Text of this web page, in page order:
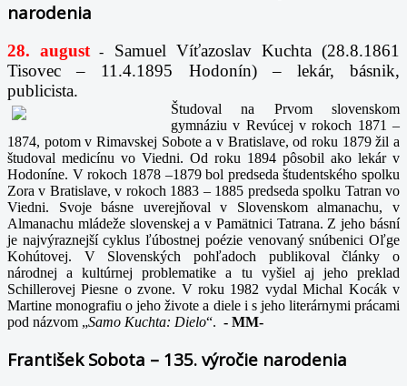
narodenia
28. august -
Samuel Víťazoslav Kuchta (28.8.1861
Tisovec – 11.4.1895 Hodonín) – lekár, básnik,
publicista.
Študoval na Prvom slovenskom
gymnáziu v Revúcej v rokoch 1871 –
1874, potom v Rimavskej Sobote a v Bratislave, od roku 1879 žil a
študoval medicínu vo Viedni. Od roku 1894 pôsobil ako lekár v
Hodoníne. V rokoch 1878 –1879 bol predseda študentského spolku
Zora v Bratislave, v rokoch 1883 – 1885 predseda spolku Tatran vo
Viedni. Svoje básne uverejňoval v Slovenskom almanachu, v
Almanachu mládeže slovenskej a v Pamätnici Tatrana. Z jeho básní
je najvýraznejší cyklus ľúbostnej poézie venovaný snúbenici Oľge
Kohútovej. V Slovenských pohľadoch publikoval články o
národnej a kultúrnej problematike a tu vyšiel aj jeho preklad
Schillerovej Piesne o zvone. V roku 1982 vydal Michal Kocák v
Martine monografiu o jeho živote a diele i s jeho literárnymi prácami
pod názvom „Samo Kuchta: Dielo“. - MM-
František Sobota – 135. výročie narodenia